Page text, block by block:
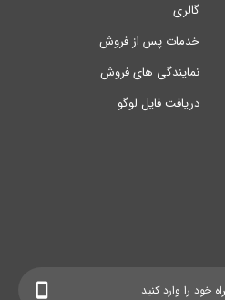
گالری
خدمات پس از فروش
نمایندگی های فروش
دریافت فایل لوگو